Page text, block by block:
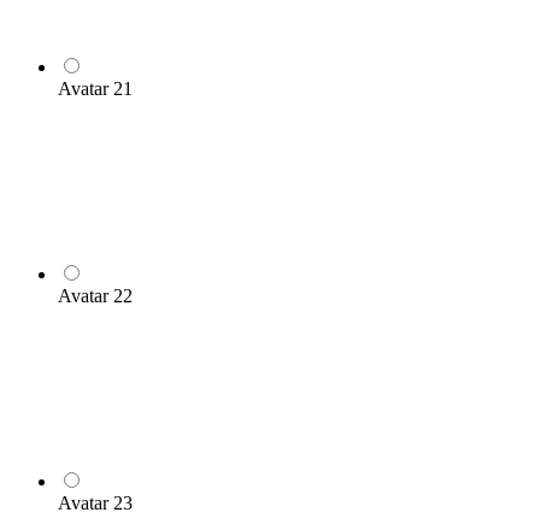
Avatar 21
Avatar 22
Avatar 23